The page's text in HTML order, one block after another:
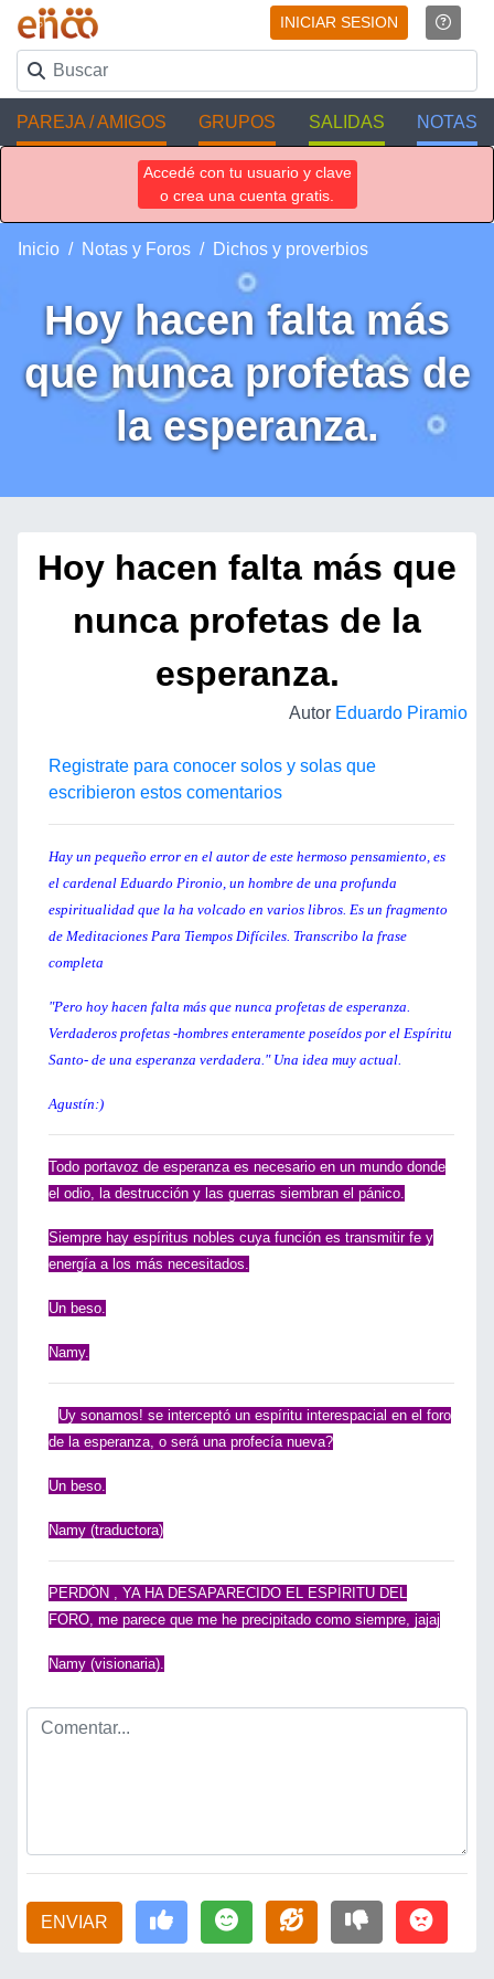
INICIAR SESION
PAREJA / AMIGOS GRUPOS SALIDAS NOTAS
Accedé con tu usuario y clave
o crea una cuenta gratis.
Inicio Notas y Foros Dichos y proverbios
Hoy hacen falta más
que nunca profetas de
la esperanza.
Hoy hacen falta más que
nunca profetas de la
esperanza.
Autor Eduardo Piramio
Registrate para conocer solos y solas que
escribieron estos comentarios
Hay un pequeño error en el autor de este hermoso pensamiento, es
el cardenal Eduardo Pironio, un hombre de una profunda
espiritualidad que la ha volcado en varios libros. Es un fragmento
de Meditaciones Para Tiempos Difíciles. Transcribo la frase
completa
"Pero hoy hacen falta más que nunca profetas de esperanza.
Verdaderos profetas -hombres enteramente poseídos por el Espíritu
Santo- de una esperanza verdadera." Una idea muy actual.
Agustín:)
Todo portavoz de esperanza es necesario en un mundo donde
el odio, la destrucción y las guerras siembran el pánico.
Siempre hay espíritus nobles cuya función es transmitir fe y
energía a los más necesitados.
Un beso.
Namy.
Uy sonamos! se interceptó un espíritu interespacial en el foro
de la esperanza, o será una profecía nueva?
Un beso.
Namy (traductora)
PERDÓN , YA HA DESAPARECIDO EL ESPÍRITU DEL
FORO, me parece que me he precipitado como siempre, jajaj
Namy (visionaria).
ENVIAR